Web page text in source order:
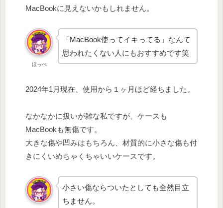
MacBookに見えないかもしれません。
ほっぺ
「MacBook使ってイキってる」なんて
思われたくない人にもおすすめです笑
2024年1月現在、使用から１ヶ月ほど経ちました。
なかなかに扱いが雑な私ですが、ケースも
MacBookも無傷です。
大きな傷や凹みはもちろん、材質的に小さな傷も付
きにくいめちゃくちゃいいケースです。
小さい傷ならついたとしても全然目立
ちません。